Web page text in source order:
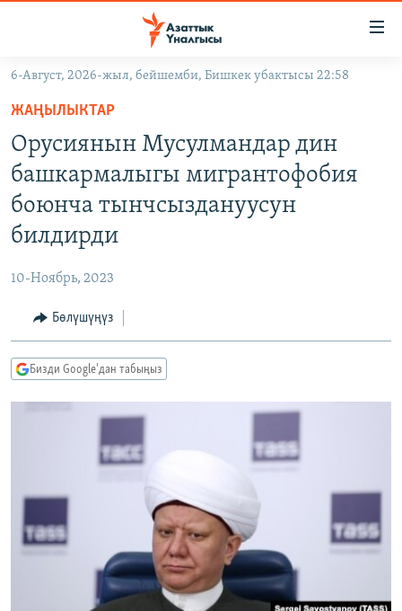
Навигацияга
өтүңүз
Издөөгө
салыңызКЫРГЫЗСТАН
ДҮЙНӨ
УКРАИНА
АТАЙЫН ИЛИКТӨӨ
БҮГҮН АЗАТТЫКТА
ЭКСПЕРТТЕР ТАЛДАЙТ
БИЗ ЖАНА ДҮЙНӨ
ЭЖЕ-СИҢДИЛЕР
ПОДКАСТ
ӨЗГӨЧӨ ПИКИР
Русский
ОНЛАЙН ШЕРИНЕ
ЭЕ/АРнун бардык сайттары
6-Август, 2026-жыл, бейшемби, Бишкек убактысы 22:58
ЖАҢЫЛЫКТАР
Орусиянын Мусулмандар дин
башкармалыгы мигрантофобия
боюнча тынчсыздануусун
билдирди
10-Ноябрь, 2023
Бөлүшүңүз
Бизди Google'дан табыңыз